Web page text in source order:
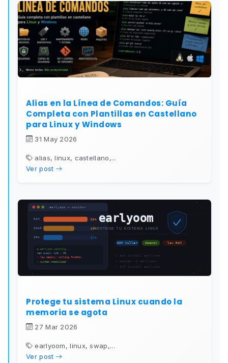
Alias en la Línea de Comandos: Guía
Completa con Plantillas en Castellano
para Linux y Windows
31 May 2026
alias, linux, castellano,...
Ver post
Protege tu sistema Linux cuando la
memoria se agota
27 Mar 2026
earlyoom, linux, swap,...
Ver post